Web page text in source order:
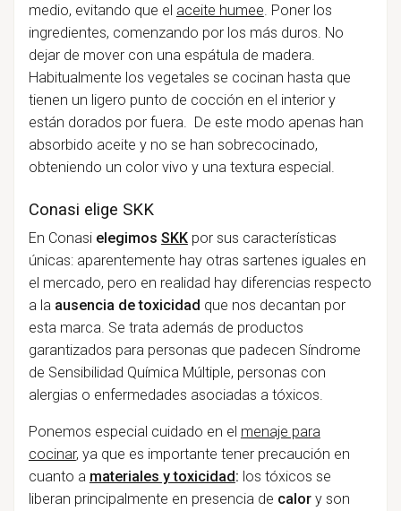
medio, evitando que el aceite humee . Poner los
ingredientes, comenzando por los más duros. No
dejar de mover con una espátula de madera.
Habitualmente los vegetales se cocinan hasta que
tienen un ligero punto de cocción en el interior y
están dorados por fuera. De este modo apenas han
absorbido aceite y no se han sobrecocinado,
obteniendo un color vivo y una textura especial.
Conasi elige SKK
En Conasi elegimos SKKpor sus características
únicas: aparentemente hay otras sartenes iguales en
el mercado, pero en realidad hay diferencias respecto
a la ausencia de toxicidad que nos decantan por
esta marca. Se trata además de productos
garantizados para personas que padecen Síndrome
de Sensibilidad Química Múltiple, personas con
alergias o enfermedades asociadas a tóxicos.
Ponemos especial cuidado en el menaje para
cocinar, ya que es importante tener precaución en
cuanto a materiales y toxicidad: los tóxicos se
liberan principalmente en presencia de calory son